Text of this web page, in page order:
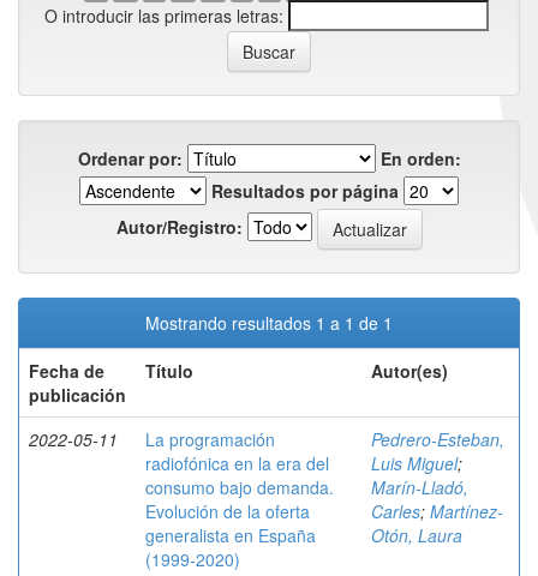
O introducir las primeras letras:
Ordenar por:
En orden:
Resultados por página
Autor/Registro:
Mostrando resultados 1 a 1 de 1
Fecha de
publicación
Título Autor(es)
2022-05-11
La programación
radiofónica en la era del
consumo bajo demanda.
Evolución de la oferta
generalista en España
(1999-2020)
Pedrero-Esteban,
Luis Miguel;
Marín-Lladó,
Carles; Martínez-
Otón, Laura